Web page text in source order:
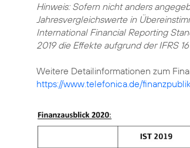
Hinweis: Sofern nicht anders
Jahresvergleichswerte in
International Financial Reporting
2019 die Effekte aufgrund der IFRS
https://www.telefonica.de/